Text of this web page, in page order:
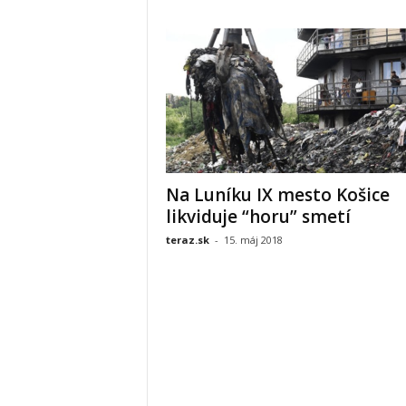
Na Luníku IX mesto Košice
likviduje “horu” smetí
teraz.sk - 15. máj 2018